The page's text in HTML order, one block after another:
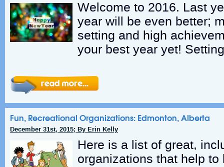
Welcome to 2016. Last
year will be even better;
setting and high
your best year yet!
Fun, Recreational Organizations: Edmonton, Alberta
December 31st, 2015; By Erin Kelly
Here is a list of great,
organizations that help